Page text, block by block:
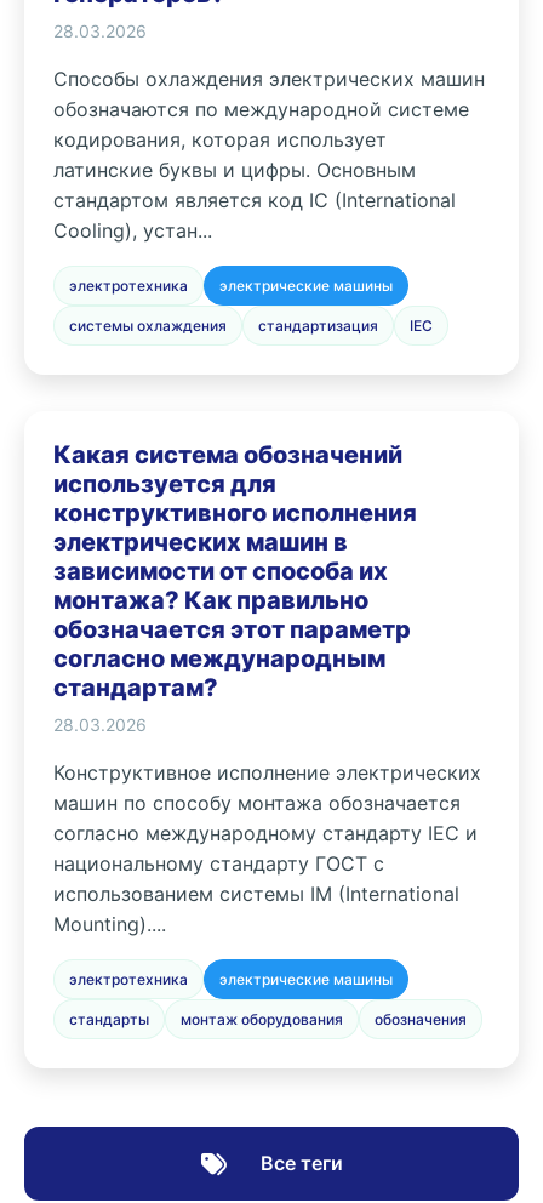
28.03.2026
Способы охлаждения электрических машин
обозначаются по международной системе
кодирования, которая использует
латинские буквы и цифры. Основным
стандартом является код IC (International
Cooling), устан...
электротехника электрические машины
системы охлаждения стандартизация IEC
Какая система обозначений
используется для
конструктивного исполнения
электрических машин в
зависимости от способа их
монтажа? Как правильно
обозначается этот параметр
согласно международным
стандартам?
28.03.2026
Конструктивное исполнение электрических
машин по способу монтажа обозначается
согласно международному стандарту IEC и
национальному стандарту ГОСТ с
использованием системы IM (International
Mounting)....
электротехника электрические машины
стандарты монтаж оборудования обозначения
Все теги